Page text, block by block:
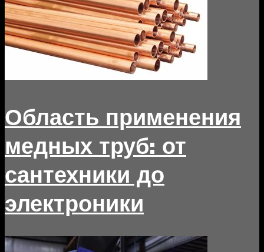
Область применения
медных труб: от
сантехники до
электроники